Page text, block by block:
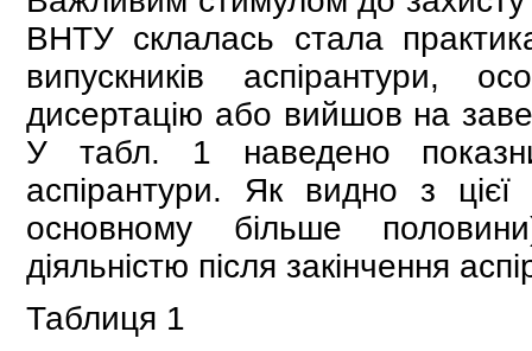
ВНТУ склалась стала
випускників аспірантури,
дисертацію або вийшов на
У табл. 1 наведено
аспірантури. Як видно з
основному більше
діяльністю після закінчення
Таблиця 1